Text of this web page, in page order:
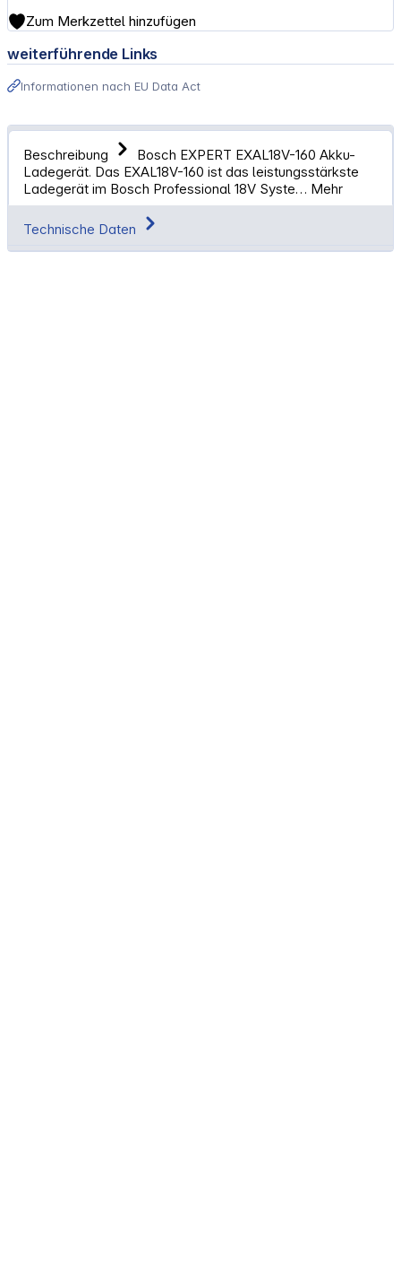
Zum Merkzettel hinzufügen
weiterführende Links
Informationen nach EU Data Act
Beschreibung
Bosch EXPERT EXAL18V-160 Akku-
Ladegerät. Das EXAL18V-160 ist das leistungsstärkste
Ladegerät im Bosch Professional 18V Syste… Mehr
Technische Daten